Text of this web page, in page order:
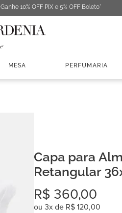
Ganhe 10% OFF PIX e 5% OFF Boleto*
MESA PERFUMARIA
Capa para
Retangular
Branco
R$ 360,00
ou 3x de R$ 120,00